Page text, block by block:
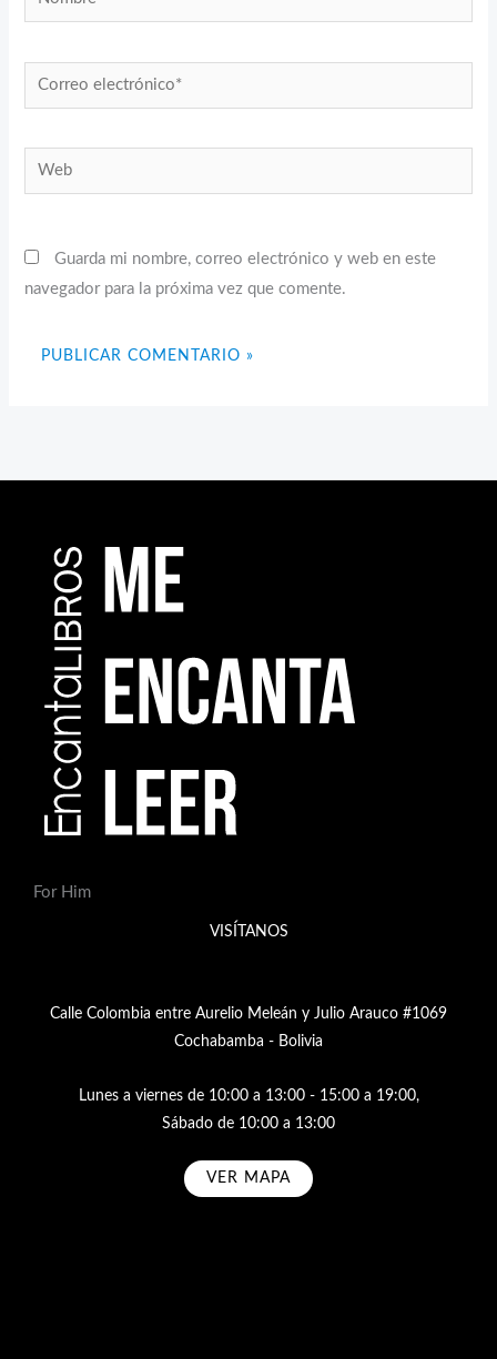
Correo
electrónico*
Web
Guarda mi nombre, correo electrónico y web en este
navegador para la próxima vez que comente.
For Him
VISÍTANOS
Calle Colombia entre Aurelio Meleán y Julio Arauco #1069
Cochabamba - Bolivia
Lunes a viernes de 10:00 a 13:00 - 15:00 a 19:00,
Sábado de 10:00 a 13:00
VER MAPA